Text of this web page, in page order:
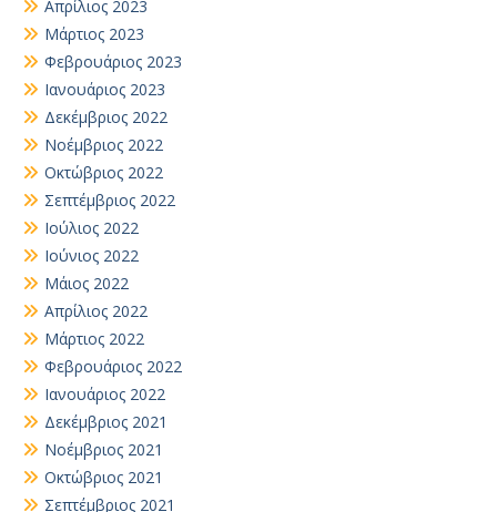
Απρίλιος 2023
Μάρτιος 2023
Φεβρουάριος 2023
Ιανουάριος 2023
Δεκέμβριος 2022
Νοέμβριος 2022
Οκτώβριος 2022
Σεπτέμβριος 2022
Ιούλιος 2022
Ιούνιος 2022
Μάιος 2022
Απρίλιος 2022
Μάρτιος 2022
Φεβρουάριος 2022
Ιανουάριος 2022
Δεκέμβριος 2021
Νοέμβριος 2021
Οκτώβριος 2021
Σεπτέμβριος 2021